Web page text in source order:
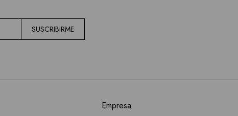
SUSCRIBIRME
Empresa